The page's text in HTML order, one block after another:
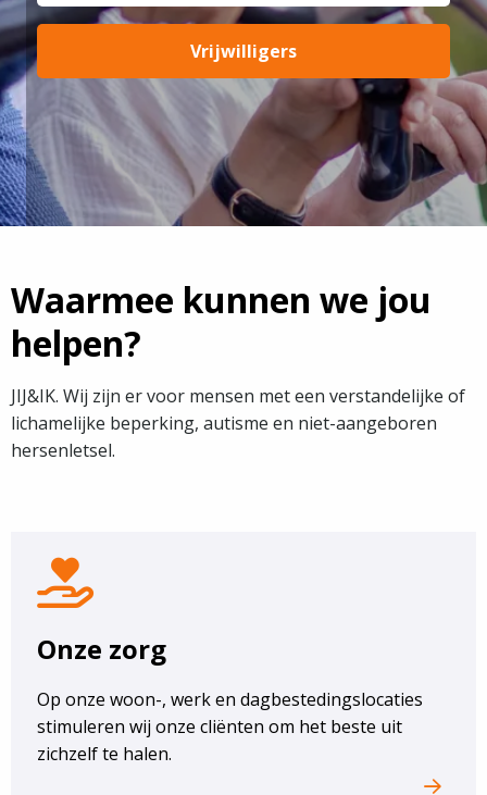
Vrijwilligers
Waarmee kunnen we jou
helpen?
JIJ&IK. Wij zijn er voor mensen met een verstandelijke of
lichamelijke beperking, autisme en niet-aangeboren
hersenletsel.
Onze zorg
Op onze woon-, werk en dagbestedingslocaties
stimuleren wij onze cliënten om het beste uit
zichzelf te halen.
Zorg